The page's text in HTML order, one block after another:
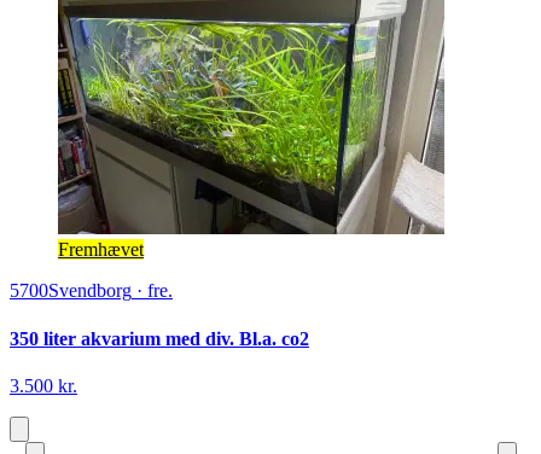
Fremhævet
5700Svendborg · fre.
350 liter akvarium med div. Bl.a. co2
3.500 kr.